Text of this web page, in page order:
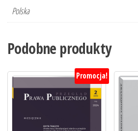
Polska
Podobne produkty
Promocja!